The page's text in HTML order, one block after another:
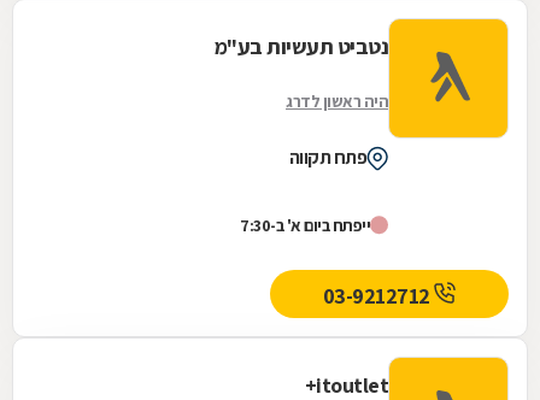
נטביט תעשיות בע"מ
היה ראשון לדרג
פתח תקווה
ייפתח ביום א' ב-7:30
03-9212712
itoutlet+